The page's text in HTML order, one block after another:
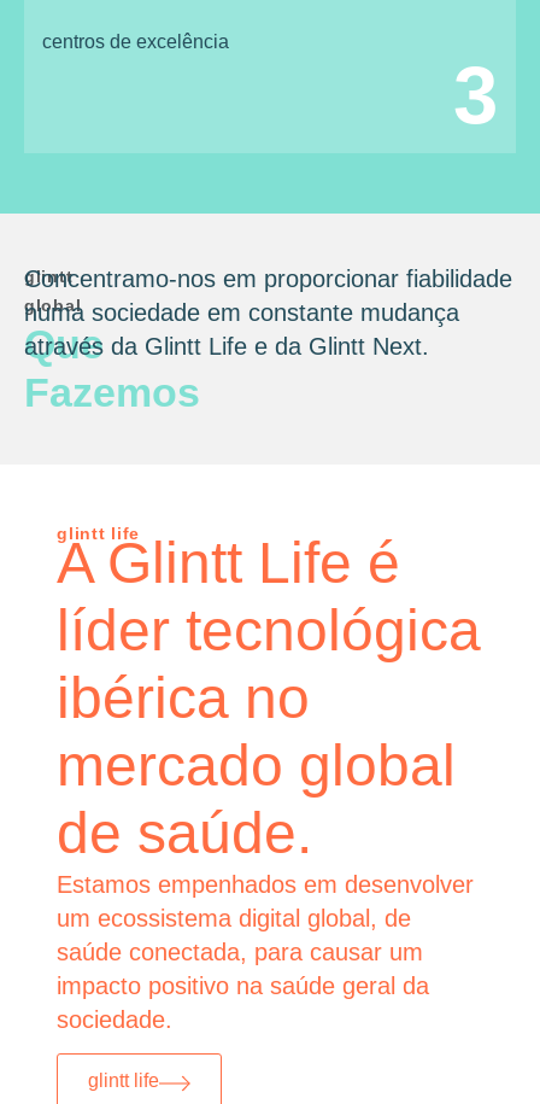
centros de excelência
3
glintt
global
Que
Fazemos
Concentramo-nos em proporcionar fiabilidade
numa sociedade em constante mudança
através da Glintt Life e da Glintt Next.
glintt life
A Glintt Life é
líder tecnológica
ibérica no
mercado global
de saúde.
Estamos empenhados em desenvolver
um ecossistema digital global, de
saúde conectada, para causar um
impacto positivo na saúde geral da
sociedade.
glintt life